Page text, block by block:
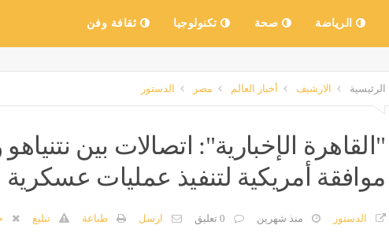
الرياضة صحة تكنولوجيا ثقافة وفن
الرئيسية الارشيف أخبار العالم مصر الدستور
"القاهرة الإخبارية": اتصالات بين
موافقة أمريكية لتنفيذ عمليات عسكرية
الدستور منذ شهرين 0 تعليق ارسل طباعة تبليغ